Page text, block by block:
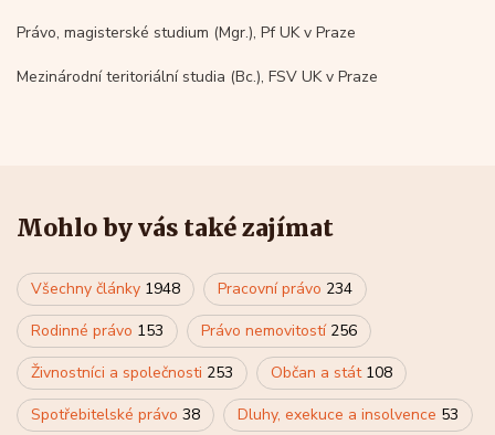
Právo, magisterské studium (Mgr.), Pf UK v Praze
Mezinárodní teritoriální studia (Bc.), FSV UK v Praze
Mohlo by vás také zajímat
Všechny články 1948 Pracovní právo 234
Rodinné právo 153 Právo nemovitostí 256
Živnostníci a společnosti 253 Občan a stát 108
Spotřebitelské právo 38 Dluhy, exekuce a insolvence 53